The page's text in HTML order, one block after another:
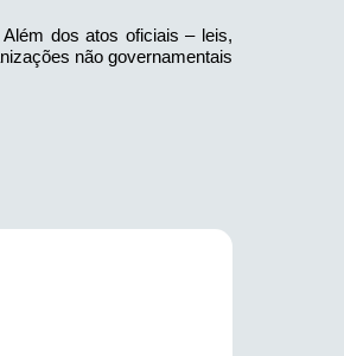
dos atos oficiais – leis,
não governamentais